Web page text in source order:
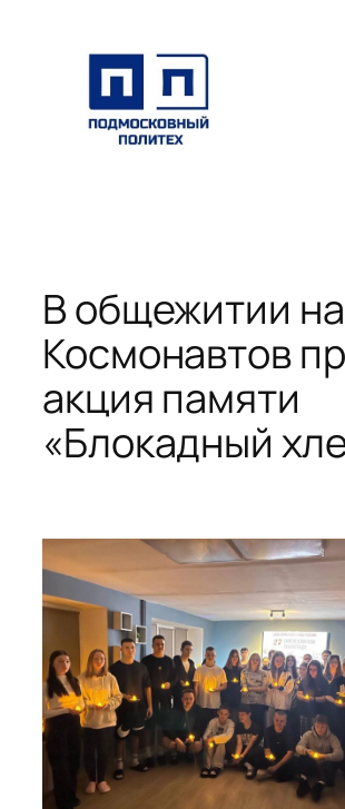
содержимому
В общежитии на
Космонавтов
акция памяти
«Блокадный